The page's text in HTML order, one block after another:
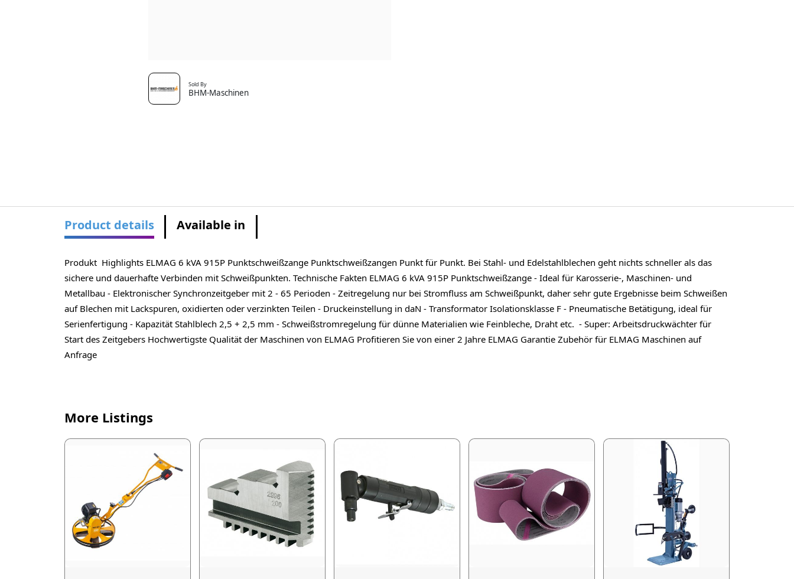
Sold By
BHM-Maschinen
Product details Available in
Produkt Highlights ELMAG 6 kVA 915P Punktschweißzange Punktschweißzangen Punkt für Punkt. Bei Stahl- und Edelstahlblechen geht nichts schneller als das
sichere und dauerhafte Verbinden mit Schweißpunkten. Technische Fakten ELMAG 6 kVA 915P Punktschweißzange - Ideal für Karosserie-, Maschinen- und
Metallbau - Elektronischer Synchronzeitgeber mit 2 - 65 Perioden - Zeitregelung nur bei Stromfluss am Schweißpunkt, daher sehr gute Ergebnisse beim Schweißen
auf Blechen mit Lackspuren, oxidierten oder verzinkten Teilen - Druckeinstellung in daN - Transformator Isolationsklasse F - Pneumatische Betätigung, ideal für
Serienfertigung - Kapazität Stahlblech 2,5 + 2,5 mm - Schweißstromregelung für dünne Materialien wie Feinbleche, Draht etc. - Super: Arbeitsdruckwächter für
Start des Zeitgebers Hochwertigste Qualität der Maschinen von ELMAG Profitieren Sie von einer 2 Jahre ELMAG Garantie Zubehör für ELMAG Maschinen auf
Anfrage
More Listings